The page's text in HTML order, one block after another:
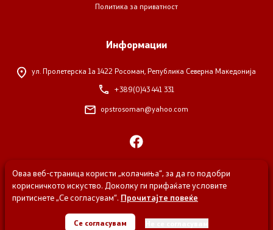
Со еден клик до сите услуги
Политика за приватност
Информации
ул. Пролетерска 1а 1422 Росоман, Република Северна Македонија
+389(0)43 441 331
opstrosoman@yahoo.com
© 2026 Општина Росоман, Сите права задржани
Оваа веб-страница користи „колачиња“, за да го подобри
корисничкото искуство. Доколку ги прифаќате условите
притиснете „Се согласувам“. Прочитајте повеќе
Се согласувам